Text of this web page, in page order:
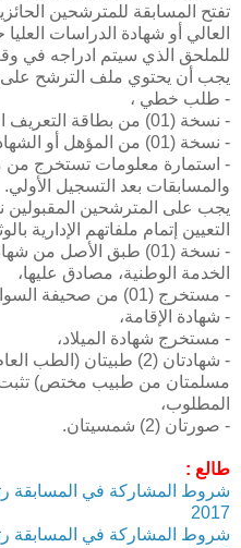
تفتح المسابقة للمترشحين
العالي أو شهادة الدراسات
للملحق الذي سيتم ادراجه في
يجب أن يحتوي ملف الترشح على
- طلب خطي ،
- نسخة (01) من بطاقة التعريف الوطنية،
- نسخة (01) من المؤهل أو الشهادة المطلوبة،
- استمارة معلومات تستخرج من
والمسابقات بعد التسجيل الأولي.
يجب على المترشحين المقبولين
التعيين إتمام ملفاتهم الإدارية
- نسخة (01) طبق الأصل
الخدمة الوطنية، مصادق عليها،
- مستخرج (01) من صحيفة السوابق العدلية سارية المفعول،
- شهادة الإقامة،
- مستخرج شهادة الميلاد،
- شهادتان (2) طبيتان
مسلمتان من طبيب مختص) تثبت
المطلوب،
- صورتان (2) شمسيتان.
طالع :
شروط المشاركة في المسابقة
2017
شروط المشاركة في المسابقة